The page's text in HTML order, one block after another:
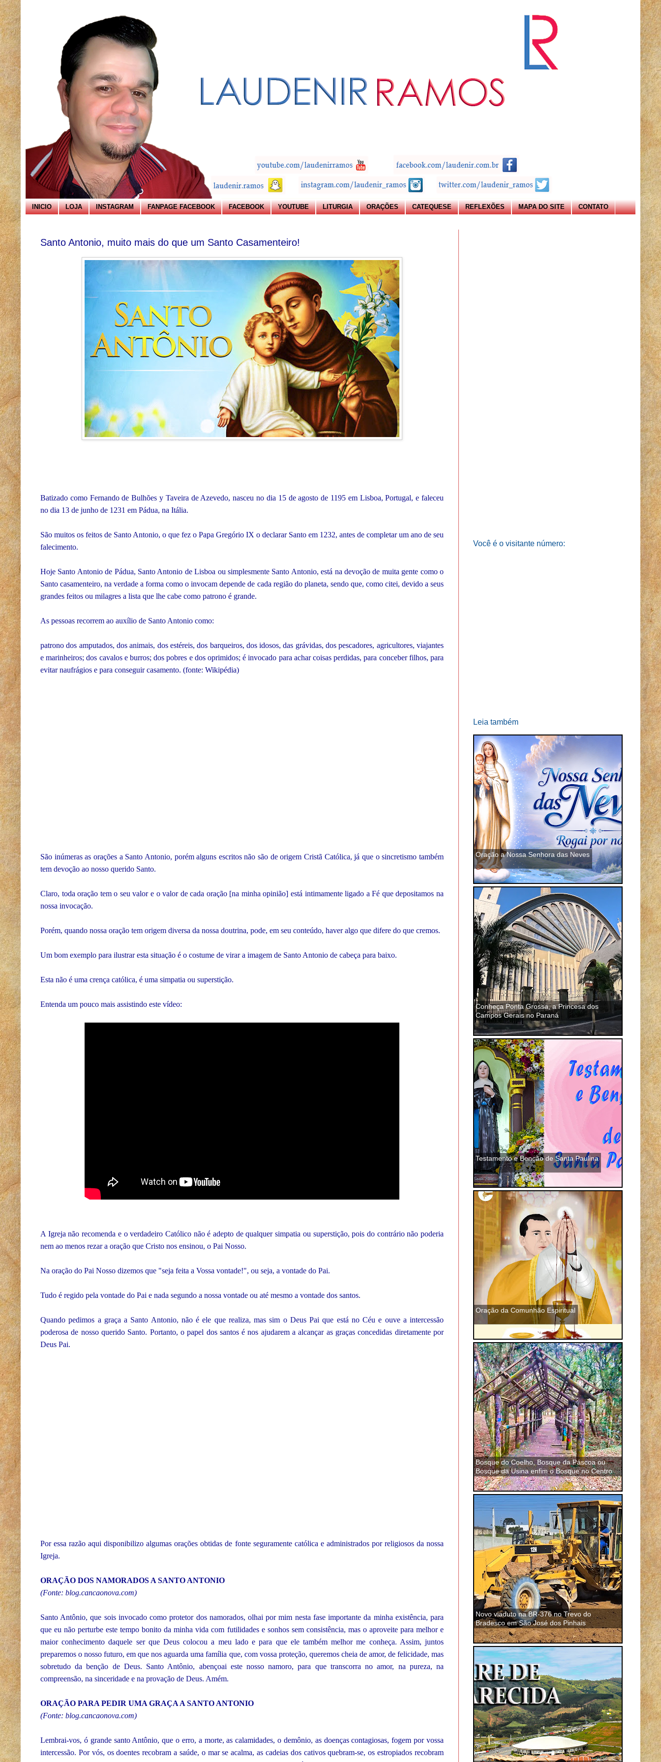
INICIO LOJA INSTAGRAM FANPAGE FACEBOOK FACEBOOK YOUTUBE LITURGIA ORAÇÕES CATEQUESE REFLEXÕES MAPA DO SITE CONTATO
Santo Antonio, muito mais do que um Santo Casamenteiro!
Batizado como Fernando de Bulhões y Taveira de Azevedo, nasceu no dia 15 de agosto de 1195 em Lisboa, Portugal, e faleceu
no dia 13 de junho de 1231 em Pádua, na Itália.
São muitos os feitos de Santo Antonio, o que fez o Papa Gregório IX o declarar Santo em 1232, antes de completar um ano de seu
falecimento.
Hoje Santo Antonio de Pádua, Santo Antonio de Lisboa ou simplesmente Santo Antonio, está na devoção de muita gente como o
Santo casamenteiro, na verdade a forma como o invocam depende de cada região do planeta, sendo que, como citei, devido a seus
grandes feitos ou milagres a lista que lhe cabe como patrono é grande.
As pessoas recorrem ao auxílio de Santo Antonio como:
patrono dos amputados, dos animais, dos estéreis, dos barqueiros, dos idosos, das grávidas, dos pescadores, agricultores, viajantes
e marinheiros; dos cavalos e burros; dos pobres e dos oprimidos; é invocado para achar coisas perdidas, para conceber filhos, para
evitar naufrágios e para conseguir casamento. (fonte: Wikipédia)
São inúmeras as orações a Santo Antonio, porém alguns escritos não são de origem Cristã Católica, já que o sincretismo também
tem devoção ao nosso querido Santo.
Claro, toda oração tem o seu valor e o valor de cada oração [na minha opinião] está intimamente ligado a Fé que depositamos na
nossa invocação.
Porém, quando nossa oração tem origem diversa da nossa doutrina, pode, em seu conteúdo, haver algo que difere do que cremos.
Um bom exemplo para ilustrar esta situação é o costume de virar a imagem de Santo Antonio de cabeça para baixo.
Esta não é uma crença católica, é uma simpatia ou superstição.
Entenda um pouco mais assistindo este vídeo:
A Igreja não recomenda e o verdadeiro Católico não é adepto de qualquer simpatia ou superstição, pois do contrário não poderia
nem ao menos rezar a oração que Cristo nos ensinou, o Pai Nosso.
Na oração do Pai Nosso dizemos que "seja feita a Vossa vontade!", ou seja, a vontade do Pai.
Tudo é regido pela vontade do Pai e nada segundo a nossa vontade ou até mesmo a vontade dos santos.
Quando pedimos a graça a Santo Antonio, não é ele que realiza, mas sim o Deus Pai que está no Céu e ouve a intercessão
poderosa de nosso querido Santo. Portanto, o papel dos santos é nos ajudarem a alcançar as graças concedidas diretamente por
Deus Pai.
Por essa razão aqui disponibilizo algumas orações obtidas de fonte seguramente católica e administrados por religiosos da nossa
Igreja.
ORAÇÃO DOS NAMORADOS A SANTO ANTONIO
(Fonte: blog.cancaonova.com)
Santo Antônio, que sois invocado como protetor dos namorados, olhai por mim nesta fase importante da minha existência, para
que eu não perturbe este tempo bonito da minha vida com futilidades e sonhos sem consistência, mas o aproveite para melhor e
maior conhecimento daquele ser que Deus colocou a meu lado e para que ele também melhor me conheça. Assim, juntos
preparemos o nosso futuro, em que nos aguarda uma família que, com vossa proteção, queremos cheia de amor, de felicidade, mas
sobretudo da benção de Deus. Santo Antônio, abençoai este nosso namoro, para que transcorra no amor, na pureza, na
compreensão, na sinceridade e na provação de Deus. Amém.
ORAÇÃO PARA PEDIR UMA GRAÇA A SANTO ANTONIO
(Fonte: blog.cancaonova.com)
Lembrai-vos, ó grande santo Antônio, que o erro, a morte, as calamidades, o demônio, as doenças contagiosas, fogem por vossa
intercessão. Por vós, os doentes recobram a saúde, o mar se acalma, as cadeias dos cativos quebram-se, os estropiados recobram
Você é o visitante número:
Leia também
Oração a Nossa Senhora das Neves
Conheça Ponta Grossa, a Princesa dos
Campos Gerais no Paraná
Testamento e Benção de Santa Paulina
Oração da Comunhão Espiritual
Bosque do Coelho, Bosque da Páscoa ou
Bosque da Usina enfim o Bosque no Centro
de São José dos Pinhais
Novo viaduto na BR-376 no Trevo do
Bradesco em São José dos Pinhais